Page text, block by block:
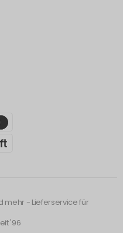
mehr - Lieferservice für
'96